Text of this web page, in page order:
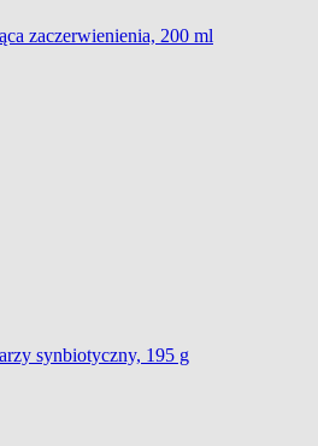
zaczerwienienia, 200 ml
synbiotyczny, 195 g